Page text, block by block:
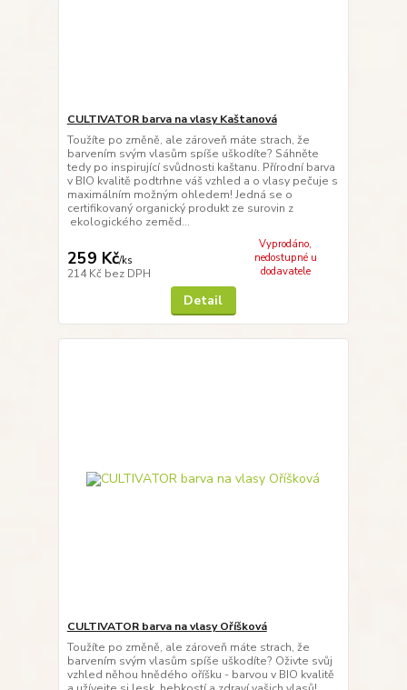
CULTIVATOR barva na vlasy Kaštanová
Toužíte po změně, ale zároveň máte strach, že
barvením svým vlasům spíše uškodíte? Sáhněte
tedy po inspirující svůdnosti kaštanu. Přírodní barva
v BIO kvalitě podtrhne váš vzhled a o vlasy pečuje s
maximálním možným ohledem! Jedná se o
certifikovaný organický produkt ze surovin z
ekologického zeměd...
259 Kč/ks
214 Kč bez DPH
Vyprodáno,
nedostupné u
dodavatele
Detail
CULTIVATOR barva na vlasy Oříšková
Toužíte po změně, ale zároveň máte strach, že
barvením svým vlasům spíše uškodíte? Oživte svůj
vzhled něhou hnědého oříšku - barvou v BIO kvalitě